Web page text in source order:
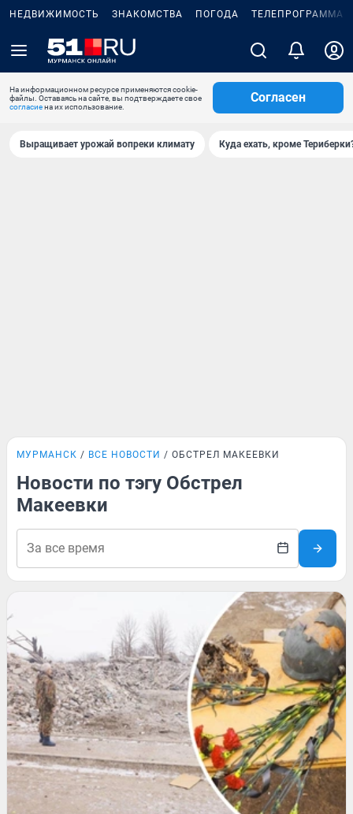
НЕДВИЖИМОСТЬ ЗНАКОМСТВА ПОГОДА ТЕЛЕПРОГРАММА
На информационном ресурсе применяются cookie-
файлы. Оставаясь на сайте, вы подтверждаете свое
согласиена их использование.
Согласен
Выращивает урожай вопреки климату Куда ехать, кроме
МУРМАНСК ВСЕ НОВОСТИ ОБСТРЕЛ МАКЕЕВКИ
Новости по тэгу Обстрел
Макеевки